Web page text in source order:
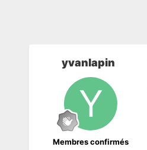
yvanlapin
Membres confirmés